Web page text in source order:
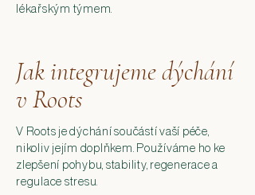
lékařským týmem.
Jak integrujeme dýchání
v Roots
V Roots je dýchání součástí vaší péče,
nikoliv jejím doplňkem. Používáme ho ke
zlepšení pohybu, stability, regenerace a
regulace stresu.